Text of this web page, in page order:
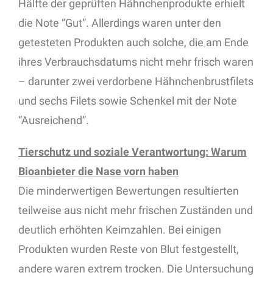
Hälfte der geprüften Hähnchenprodukte erhielt
die Note “Gut”. Allerdings waren unter den
getesteten Produkten auch solche, die am Ende
ihres Verbrauchsdatums nicht mehr frisch waren
– darunter zwei verdorbene Hähnchenbrustfilets
und sechs Filets sowie Schenkel mit der Note
“Ausreichend”.
Tierschutz und soziale Verantwortung: Warum
Bioanbieter die Nase vorn haben
Die minderwertigen Bewertungen resultierten
teilweise aus nicht mehr frischen Zuständen und
deutlich erhöhten Keimzahlen. Bei einigen
Produkten wurden Reste von Blut festgestellt,
andere waren extrem trocken. Die Untersuchung